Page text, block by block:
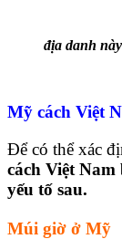
địa danh
Mỹ cách Việt
Để có thể xác
cách Việt
yếu tố sau.
Múi giờ ở Mỹ